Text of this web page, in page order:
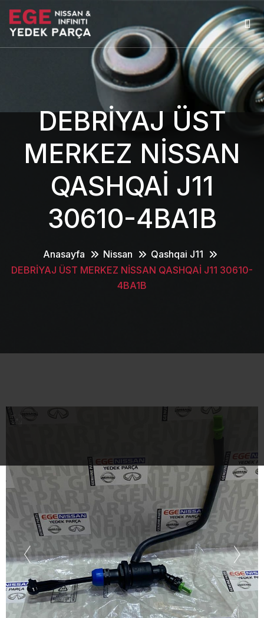
DEBRİYAJ ÜST
MERKEZ NİSSAN
QASHQAİ J11
30610-4BA1B
Anasayfa Nissan
Qashqai J11
DEBRİYAJ ÜST MERKEZ NİSSAN QASHQAİ J11 30610-
4BA1B